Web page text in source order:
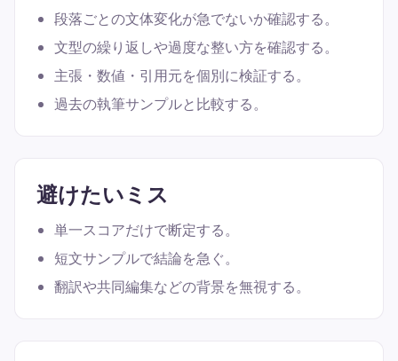
段落ごとの文体変化が急でないか確認する。
文型の繰り返しや過度な整い方を確認する。
主張・数値・引用元を個別に検証する。
過去の執筆サンプルと比較する。
避けたいミス
単一スコアだけで断定する。
短文サンプルで結論を急ぐ。
翻訳や共同編集などの背景を無視する。